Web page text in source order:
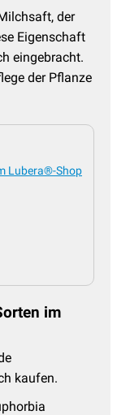
der
Eigenschaft
eingebracht.
der Pflanze
Lubera®-Shop
im
kaufen.